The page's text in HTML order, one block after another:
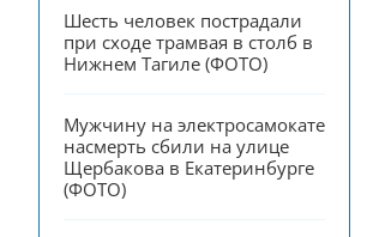
Шесть человек пострадали
при сходе трамвая в столб в
Нижнем Тагиле (ФОТО)
Мужчину на электросамокате
насмерть сбили на улице
Щербакова в Екатеринбурге
(ФОТО)